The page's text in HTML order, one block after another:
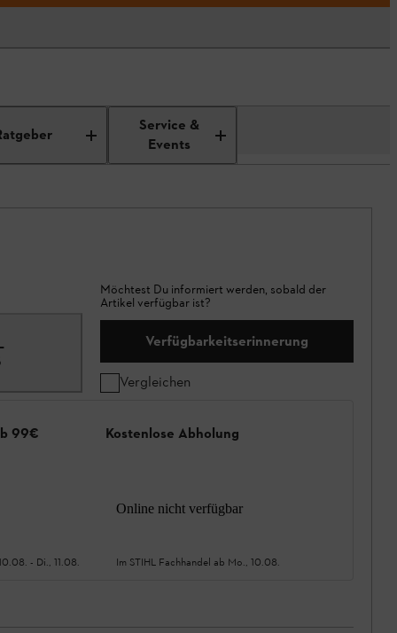
Service &
Events
Möchtest Du informiert werden, sobald der
Artikel verfügbar ist?
Verfügbarkeitserinnerung
Vergleichen
99€
- Di., 11.08.
Kostenlose Abholung
Online nicht verfügbar
Im STIHL Fachhandel ab Mo., 10.08.